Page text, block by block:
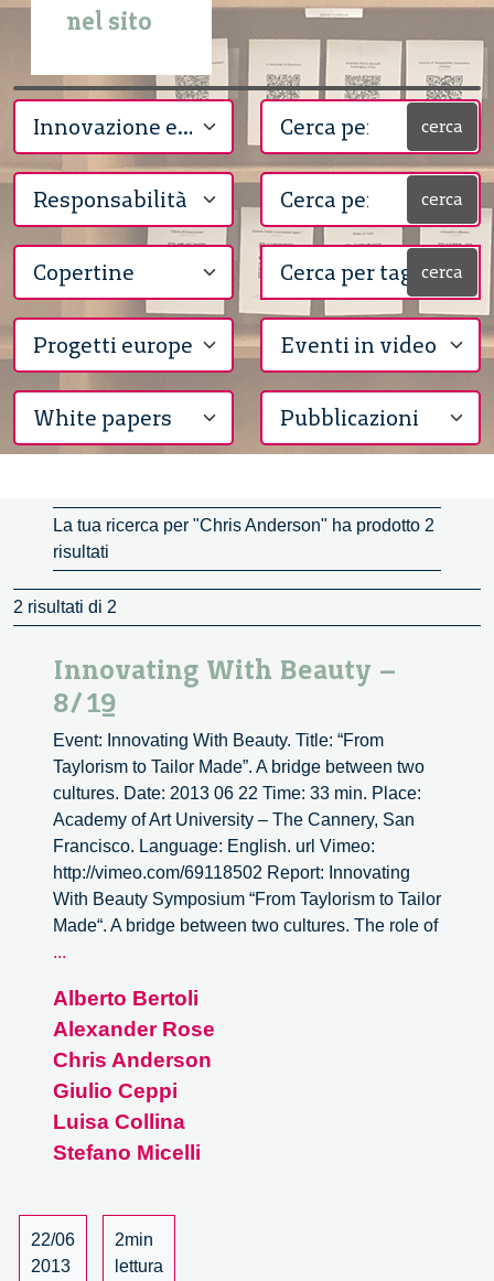
nel sito
cerca
cerca
cerca
La tua ricerca per "Chris Anderson" ha prodotto 2
risultati
2 risultati di 2
Innovating With Beauty –
8/19
Event: Innovating With Beauty. Title: “From
Taylorism to Tailor Made”. A bridge between two
cultures. Date: 2013 06 22 Time: 33 min. Place:
Academy of Art University – The Cannery, San
Francisco. Language: English. url Vimeo:
http://vimeo.com/69118502 Report: Innovating
With Beauty Symposium “From Taylorism to Tailor
Made“. A bridge between two cultures. The role of
...
Beauty
–
8/19
Alberto Bertoli
Alexander Rose
Chris Anderson
Giulio Ceppi
Luisa Collina
Stefano Micelli
22/06
2013
2min
lettura